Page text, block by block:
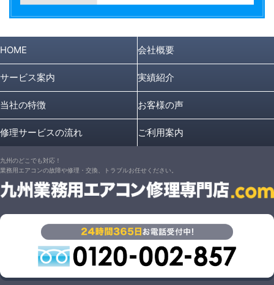
HOME 会社概要
サービス案内 実績紹介
当社の特徴 お客様の声
修理サービスの流れ ご利用案内
九州のどこでも対応！
業務用エアコンの故障や修理・交換、トラブルお任せください。